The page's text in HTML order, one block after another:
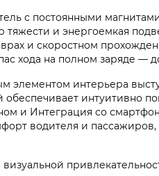
с постоянными
тяжести и энергоемкая
и скоростном
хода на полном заряде —
элементом интерьера
интуитивно
и Интеграция со
водителя и пассажиров,